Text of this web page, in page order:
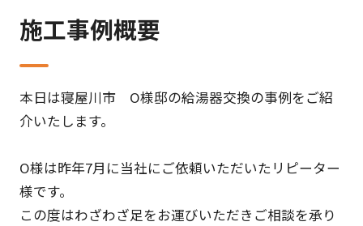
施工事例概要
本日は寝屋川市 O様邸の給湯器交換の事例をご紹
介いたします。
O様は昨年7月に当社にご依頼いただいたリピーター
様です。
この度はわざわざ足をお運びいただきご相談を承り